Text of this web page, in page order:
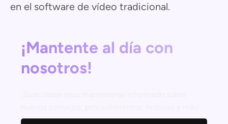
en el software de vídeo tradicional.
¡Mantente al día con
nosotros!